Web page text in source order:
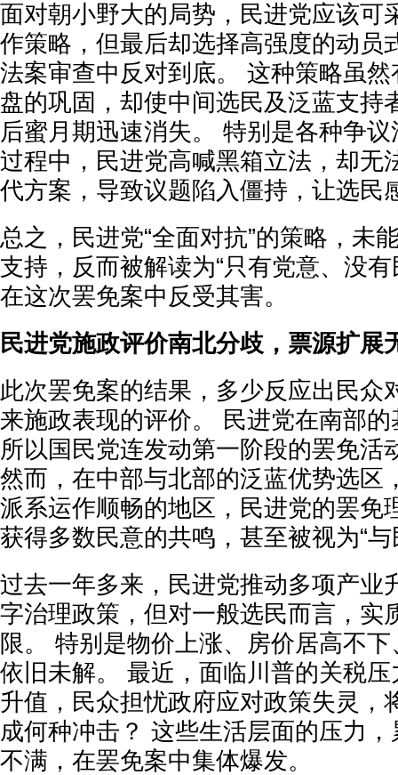
面对朝小野大的局势，民进党应该可
作策略，但最后却选择高强度的动员
法案审查中反对到底。 这种策略虽
盘的巩固，却使中间选民及泛蓝支持
后蜜月期迅速消失。 特别是各种争
过程中，民进党高喊黑箱立法，却无
代方案，导致议题陷入僵持，让选民
总之，民进党“全面对抗”的策略，未
支持，反而被解读为“只有党意、没
在这次罢免案中反受其害。
民进党施政评价南北分歧，票源扩展
此次罢免案的结果，多少反应出民众
来施政表现的评价。 民进党在南部
所以国民党连发动第一阶段的罢免活
然而，在中部与北部的泛蓝优势选区
派系运作顺畅的地区，民进党的罢免
获得多数民意的共鸣，甚至被视为“与
过去一年多来，民进党推动多项产业
字治理政策，但对一般选民而言，实
限。 特别是物价上涨、房价居高不
依旧未解。 最近，面临川普的关税
升值，民众担忧政府应对政策失灵，
成何种冲击？ 这些生活层面的压力
不满，在罢免案中集体爆发。